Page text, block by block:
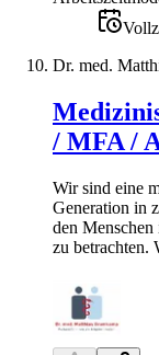
Dr. med.
/ MFA /
Wir sind eine
Generation in
den
zu betrachten.